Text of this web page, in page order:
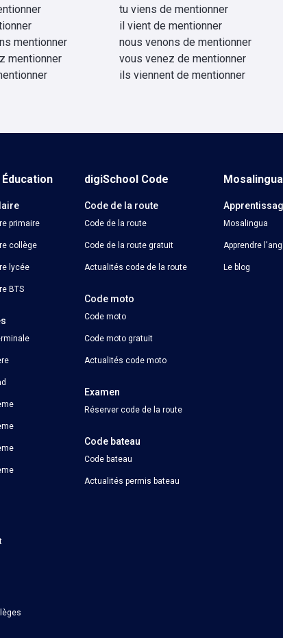
mentionner
mentionner
tu viens de mentionner
il vient de mentionner
nous venons de mentionner
vous venez de mentionner
ils viennent de mentionner
primaire
collège
lycée
BTS
digiSchool Code
Code de la route
Code de la route
Code de la route gratuit
Actualités code de la route
Code moto
Code moto
Code moto gratuit
Actualités code moto
Examen
Réserver code de la route
Code bateau
Code bateau
Actualités permis bateau
Mosalingua
Mosalingua
Apprendre
Le blog